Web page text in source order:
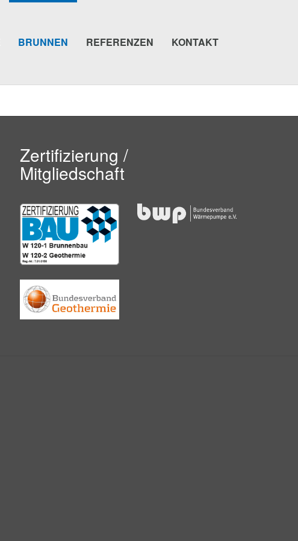
BRUNNEN REFERENZEN KONTAKT
Zertifizierung /
Mitgliedschaft